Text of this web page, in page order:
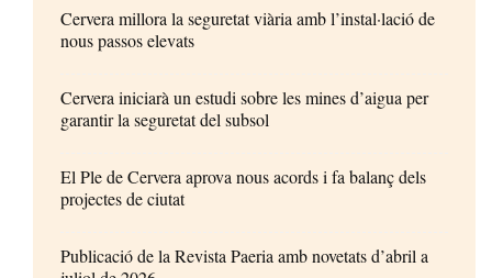
Cervera millora la seguretat viària amb l’instal·lació de
nous passos elevats
Cervera iniciarà un estudi sobre les mines d’aigua per
garantir la seguretat del subsol
El Ple de Cervera aprova nous acords i fa balanç dels
projectes de ciutat
Publicació de la Revista Paeria amb novetats d’abril a